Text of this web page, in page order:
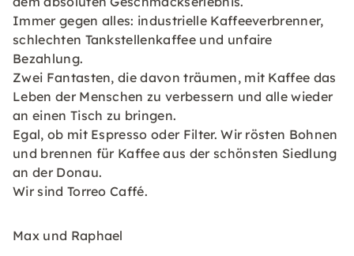
Immer gegen alles: industrielle Kaffeeverbrenner,
schlechten Tankstellenkaffee und unfaire
Bezahlung.
Zwei Fantasten, die davon träumen, mit Kaffee das
Leben der Menschen zu verbessern und alle wieder
an einen Tisch zu bringen.
Egal, ob mit Espresso oder Filter. Wir rösten Bohnen
und brennen für Kaffee aus der schönsten Siedlung
an der Donau.
Wir sind Torreo Caffé.
Max und Raphael